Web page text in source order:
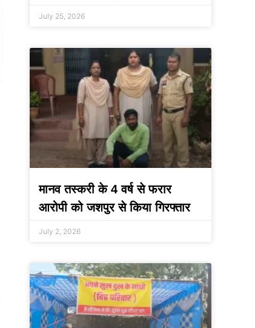
July 25, 2026
मानव तस्करी के 4 वर्ष से फरार
आरोपी को जशपुर से किया गिरफ्तार
July 2, 2026